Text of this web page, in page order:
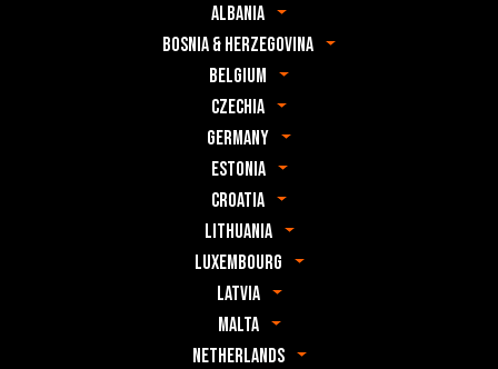
Albania
Bosnia & Herzegovina
Belgium
Czechia
Germany
Estonia
Croatia
Lithuania
Luxembourg
Latvia
Malta
Netherlands